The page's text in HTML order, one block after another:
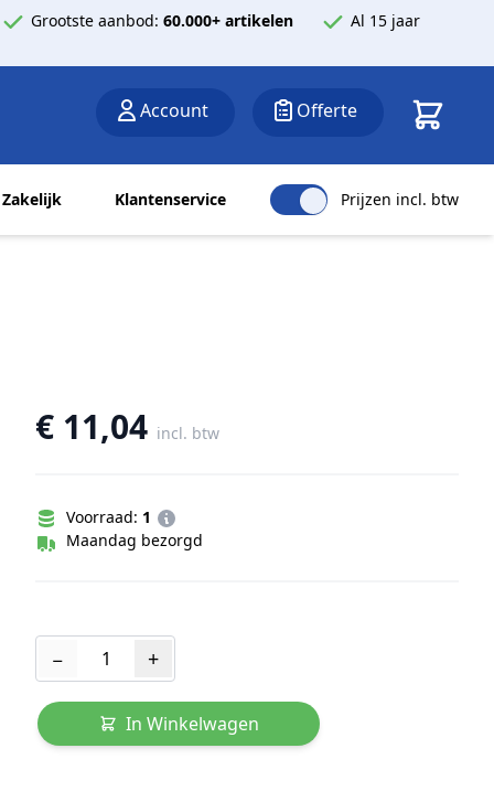
Grootste aanbod: 60.000+ artikelen Al 15 jaar
Account Offerte
Zakelijk Klantenservice Prijzen incl. btw
€ 11,04 incl. btw
Maandag bezorgd
Voorraad: 1
Aantal
− +
In Winkelwagen